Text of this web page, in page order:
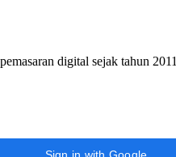
digital sejak tahun
Sign in with Google